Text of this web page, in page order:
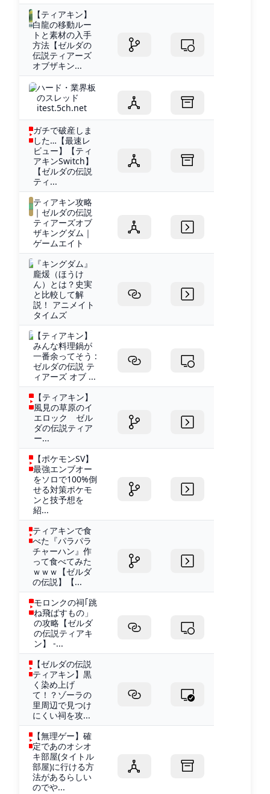
【ティアキン】
白龍の移動ルー
トと素材の入手
方法【ゼルダの
伝説ティアーズ
オブザキン...
ハード・業界板
のスレッド
itest.5ch.net
ガチで破産しま
した…【最速レ
ビュー】【ティ
アキンSwitch】
【ゼルダの伝説
ティ...
ティアキン攻略
｜ゼルダの伝説
ティアーズオブ
ザキングダム｜
ゲームエイト
『キングダム』
龐煖（ほうけ
ん）とは？史実
と比較して解
説！ アニメイト
タイムズ
【ティアキン】
みんな料理鍋が
一番余ってそう :
ゼルダの伝説 テ
ィアーズ オブ ...
【ティアキン】
風見の草原のイ
エロック ゼル
ダの伝説ティア
ー...
【ポケモンSV】
最強エンブオー
をソロで100%倒
せる対策ポケモ
ンと技予想を
紹...
ティアキンで食
べた『パラパラ
チャーハン』作
って食べてみた
ｗｗｗ【ゼルダ
の伝説】【...
モロンクの祠｢跳
ね飛ばすもの」
の攻略【ゼルダ
の伝説ティアキ
ン】 -...
【ゼルダの伝説
ティアキン】黒
く染め上げ
て！？ゾーラの
里周辺で見つけ
にくい祠を攻...
【無理ゲー】確
定であのオシオ
キ部屋(タイトル
部屋)に行ける方
法があるらしい
のでや...